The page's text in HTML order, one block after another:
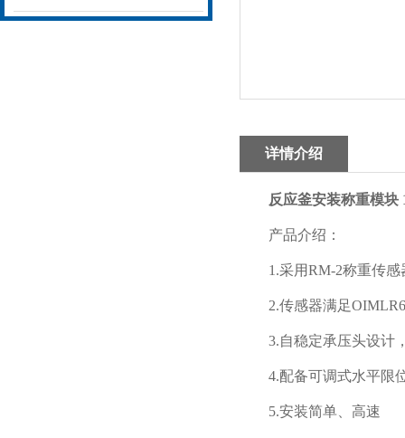
详情介绍
反应釜安装称重模块
产品介绍：
1.采用RM-2称重传感
2.传感器满足
3.自稳定承压头设计，
4.配备可调式水平限
5.安装简单、高速